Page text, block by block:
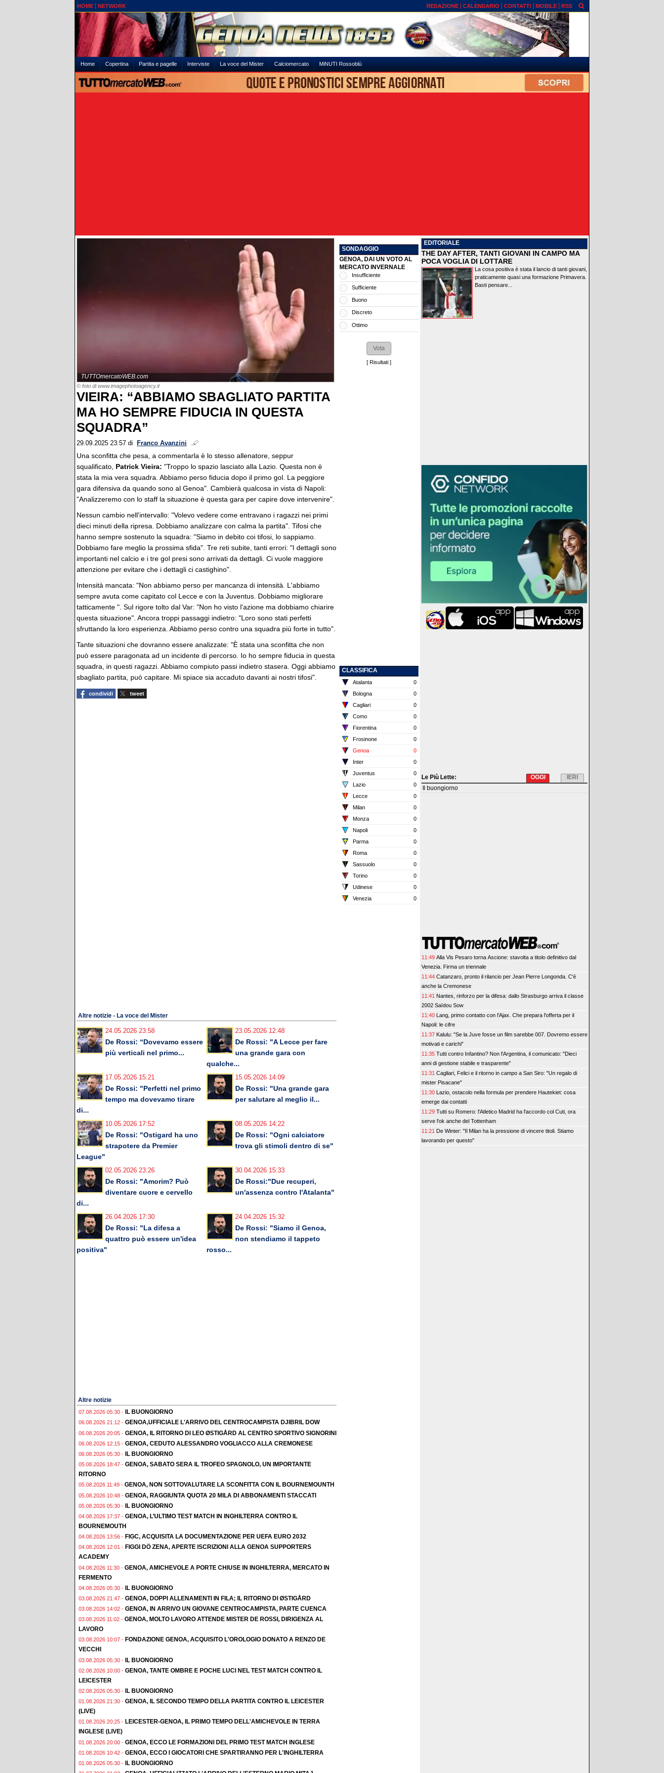
HOME NETWORK REDAZIONE CALENDARIO CONTATTI MOBILE RSS
Home Copertina Partita e pagelle Interviste La voce del Mister Calciomercato MiNUTI Rossoblù
TUTTOmercatoWEB.com
© foto di www.imagephotoagency.it
VIEIRA: “ABBIAMO SBAGLIATO PARTITA
MA HO SEMPRE FIDUCIA IN QUESTA
SQUADRA”
29.09.2025 23:57 di Franco Avanzini
Una sconfitta che pesa, a commentarla è lo stesso allenatore, seppur
squalificato, Patrick Vieira: "Troppo lo spazio lasciato alla Lazio. Questa non è
stata la mia vera squadra. Abbiamo perso fiducia dopo il primo gol. La peggiore
gara difensiva da quando sono al Genoa". Cambierà qualcosa in vista di Napoli:
"Analizzeremo con lo staff la situazione è questa gara per capire dove intervenire".
Nessun cambio nell'intervallo: "Volevo vedere come entravano i ragazzi nei primi
dieci minuti della ripresa. Dobbiamo analizzare con calma la partita". Tifosi che
hanno sempre sostenuto la squadra: "Siamo in debito coi tifosi, lo sappiamo.
Dobbiamo fare meglio la prossima sfida". Tre reti subite, tanti errori: "I dettagli sono
importanti nel calcio e i tre gol presi sono arrivati da dettagli. Ci vuole maggiore
attenzione per evitare che i dettagli ci castighino".
Intensità mancata: "Non abbiamo perso per mancanza di intensità. L'abbiamo
sempre avuta come capitato col Lecce e con la Juventus. Dobbiamo migliorare
tatticamente ". Sul rigore tolto dal Var: "Non ho visto l'azione ma dobbiamo chiarire
questa situazione". Ancora troppi passaggi indietro: "Loro sono stati perfetti
sfruttando la loro esperienza. Abbiamo perso contro una squadra più forte in tutto".
Tante situazioni che dovranno essere analizzate: "È stata una sconfitta che non
può essere paragonata ad un incidente di percorso. Io ho sempre fiducia in questa
squadra, in questi ragazzi. Abbiamo compiuto passi indietro stasera. Oggi abbiamo
sbagliato partita, può capitare. Mi spiace sia accaduto davanti ai nostri tifosi".
condividi tweet
Altre notizie - La voce del Mister
24.05.2026 23:58
De Rossi: “Dovevamo essere
più verticali nel primo...
23.05.2026 12:48
De Rossi: "A Lecce per fare
una grande gara con
qualche...
17.05.2026 15:21
De Rossi: "Perfetti nel primo
tempo ma dovevamo tirare
di...
15.05.2026 14:09
De Rossi: "Una grande gara
per salutare al meglio il...
10.05.2026 17:52
De Rossi: "Ostigard ha uno
strapotere da Premier
League"
08.05.2026 14:22
De Rossi: "Ogni calciatore
trova gli stimoli dentro di se"
02.05.2026 23:26
De Rossi: "Amorim? Può
diventare cuore e cervello
di...
30.04.2026 15:33
De Rossi:"Due recuperi,
un'assenza contro l'Atalanta"
26.04.2026 17:30
De Rossi: "La difesa a
quattro può essere un'idea
positiva"
24.04.2026 15:32
De Rossi: "Siamo il Genoa,
non stendiamo il tappeto
rosso...
Altre notizie
07.08.2026 05:30 - IL BUONGIORNO
06.08.2026 21:12 - GENOA,UFFICIALE L'ARRIVO DEL CENTROCAMPISTA DJIBRIL DOW
06.08.2026 20:05 - GENOA, IL RITORNO DI LEO ØSTIGÅRD AL CENTRO SPORTIVO SIGNORINI
06.08.2026 12:15 - GENOA, CEDUTO ALESSANDRO VOGLIACCO ALLA CREMONESE
06.08.2026 05:30 - IL BUONGIORNO
05.08.2026 18:47 - GENOA, SABATO SERA IL TROFEO SPAGNOLO, UN IMPORTANTE
RITORNO
05.08.2026 11:49 - GENOA, NON SOTTOVALUTARE LA SCONFITTA CON IL BOURNEMOUNTH
05.08.2026 10:48 - GENOA, RAGGIUNTA QUOTA 20 MILA DI ABBONAMENTI STACCATI
05.08.2026 05:30 - IL BUONGIORNO
04.08.2026 17:37 - GENOA, L’ULTIMO TEST MATCH IN INGHILTERRA CONTRO IL
BOURNEMOUTH
04.08.2026 13:56 - FIGC, ACQUISITA LA DOCUMENTAZIONE PER UEFA EURO 2032
04.08.2026 12:01 - FIGGI DÖ ZENA, APERTE ISCRIZIONI ALLA GENOA SUPPORTERS
ACADEMY
04.08.2026 11:30 - GENOA, AMICHEVOLE A PORTE CHIUSE IN INGHILTERRA, MERCATO IN
FERMENTO
04.08.2026 05:30 - IL BUONGIORNO
03.08.2026 21:47 - GENOA, DOPPI ALLENAMENTI IN FILA; IL RITORNO DI ØSTIGÅRD
03.08.2026 14:02 - GENOA, IN ARRIVO UN GIOVANE CENTROCAMPISTA, PARTE CUENCA
03.08.2026 11:02 - GENOA, MOLTO LAVORO ATTENDE MISTER DE ROSSI, DIRIGENZA AL
LAVORO
03.08.2026 10:07 - FONDAZIONE GENOA, ACQUISITO L'OROLOGIO DONATO A RENZO DE
VECCHI
03.08.2026 05:30 - IL BUONGIORNO
02.08.2026 10:00 - GENOA, TANTE OMBRE E POCHE LUCI NEL TEST MATCH CONTRO IL
LEICESTER
02.08.2026 05:30 - IL BUONGIORNO
01.08.2026 21:30 - GENOA, IL SECONDO TEMPO DELLA PARTITA CONTRO IL LEICESTER
(LIVE)
01.08.2026 20:25 - LEICESTER-GENOA, IL PRIMO TEMPO DELL'AMICHEVOLE IN TERRA
INGLESE (LIVE)
01.08.2026 20:00 - GENOA, ECCO LE FORMAZIONI DEL PRIMO TEST MATCH INGLESE
01.08.2026 10:42 - GENOA, ECCO I GIOCATORI CHE SPARTIRANNO PER L'INGHILTERRA
01.08.2026 05:30 - IL BUONGIORNO
SONDAGGIO
GENOA, DAI UN VOTO AL
MERCATO INVERNALE
Insufficiente
Sufficiente
Buono
Discreto
Ottimo
[ Risultati ]
CLASSIFICA
Atalanta
0
Bologna
0
Cagliari
0
Como
0
Fiorentina
0
Frosinone
0
Genoa
0
Inter
0
Juventus
0
Lazio
0
Lecce
0
Milan
0
Monza
0
Napoli
0
Parma
0
Roma
0
Sassuolo
0
Torino
0
Udinese
0
Venezia
0
EDITORIALE
THE DAY AFTER, TANTI GIOVANI IN CAMPO MA
POCA VOGLIA DI LOTTARE
La cosa positiva è stata il lancio di tanti giovani,
praticamente quasi una formazione Primavera.
Basti pensare...
Le Più Lette: IERI
OGGI
Il buongiorno
11:49 Alla Vis Pesaro torna Ascione: stavolta a titolo definitivo dal
Venezia. Firma un triennale
11:44 Catanzaro, pronto il rilancio per Jean Pierre Longonda. C'è
anche la Cremonese
11:41 Nantes, rinforzo per la difesa: dallo Strasburgo arriva il classe
2002 Saïdou Sow
11:40 Lang, primo contatto con l'Ajax. Che prepara l'offerta per il
Napoli: le cifre
11:37 Kalulu: "Se la Juve fosse un film sarebbe 007. Dovremo essere
motivati e carichi"
11:35 Tutti contro Infantino? Non l'Argentina, il comunicato: "Dieci
anni di gestione stabile e trasparente"
11:31 Cagliari, Felici e il ritorno in campo a San Siro: "Un regalo di
mister Pisacane"
11:30 Lazio, ostacolo nella formula per prendere Hautekiet: cosa
emerge dai contatti
11:29 Tutti su Romero: l'Atletico Madrid ha l'accordo col Cuti, ora
serve l'ok anche del Tottenham
11:21 De Winter: "Il Milan ha la pressione di vincere titoli. Stiamo
lavorando per questo"